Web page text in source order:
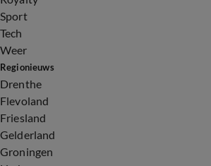
Sport
Tech
Weer
Regionieuws
Drenthe
Flevoland
Friesland
Gelderland
Groningen